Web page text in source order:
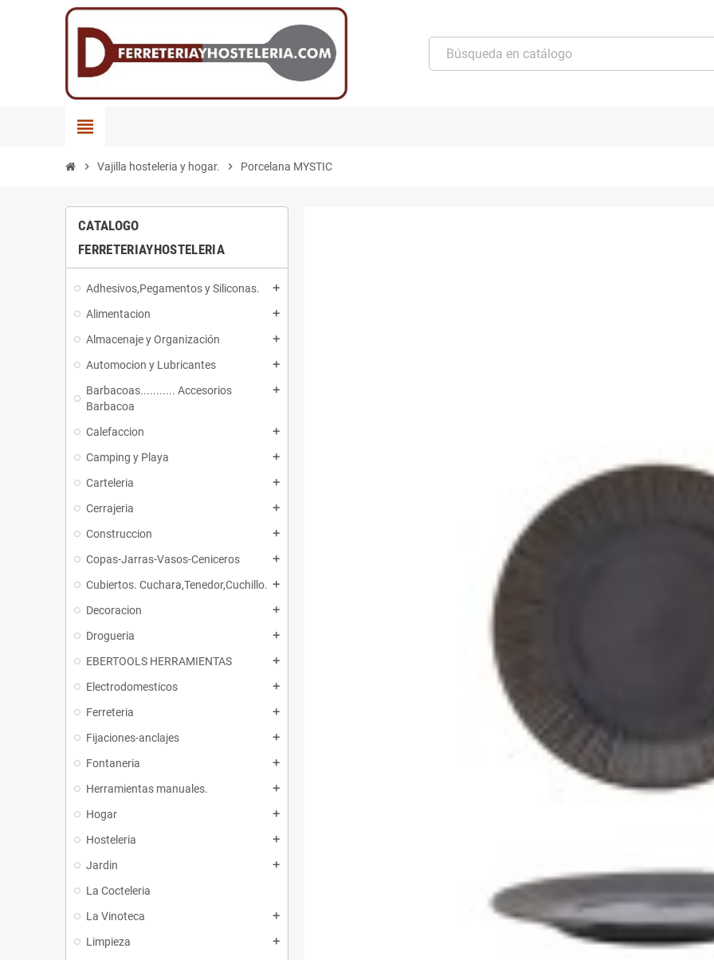
view_headline
chevron_right Vajilla hosteleria y hogar. chevron_right Porcelana MYSTIC
CATALOGO
FERRETERIAYHOSTELERIA
Adhesivos,Pegamentos y Siliconas. add
Alimentacion add
Almacenaje y Organización add
Automocion y Lubricantes add
Barbacoas........... Accesorios
Barbacoa
add
Calefaccion add
Camping y Playa add
Carteleria add
Cerrajeria add
Construccion add
Copas-Jarras-Vasos-Ceniceros add
Cubiertos. Cuchara,Tenedor,Cuchillo. add
Decoracion add
Drogueria add
EBERTOOLS HERRAMIENTAS add
Electrodomesticos add
Ferreteria add
Fijaciones-anclajes add
Fontaneria add
Herramientas manuales. add
Hogar add
Hosteleria add
Jardin add
La Cocteleria
La Vinoteca
add
Limpieza add